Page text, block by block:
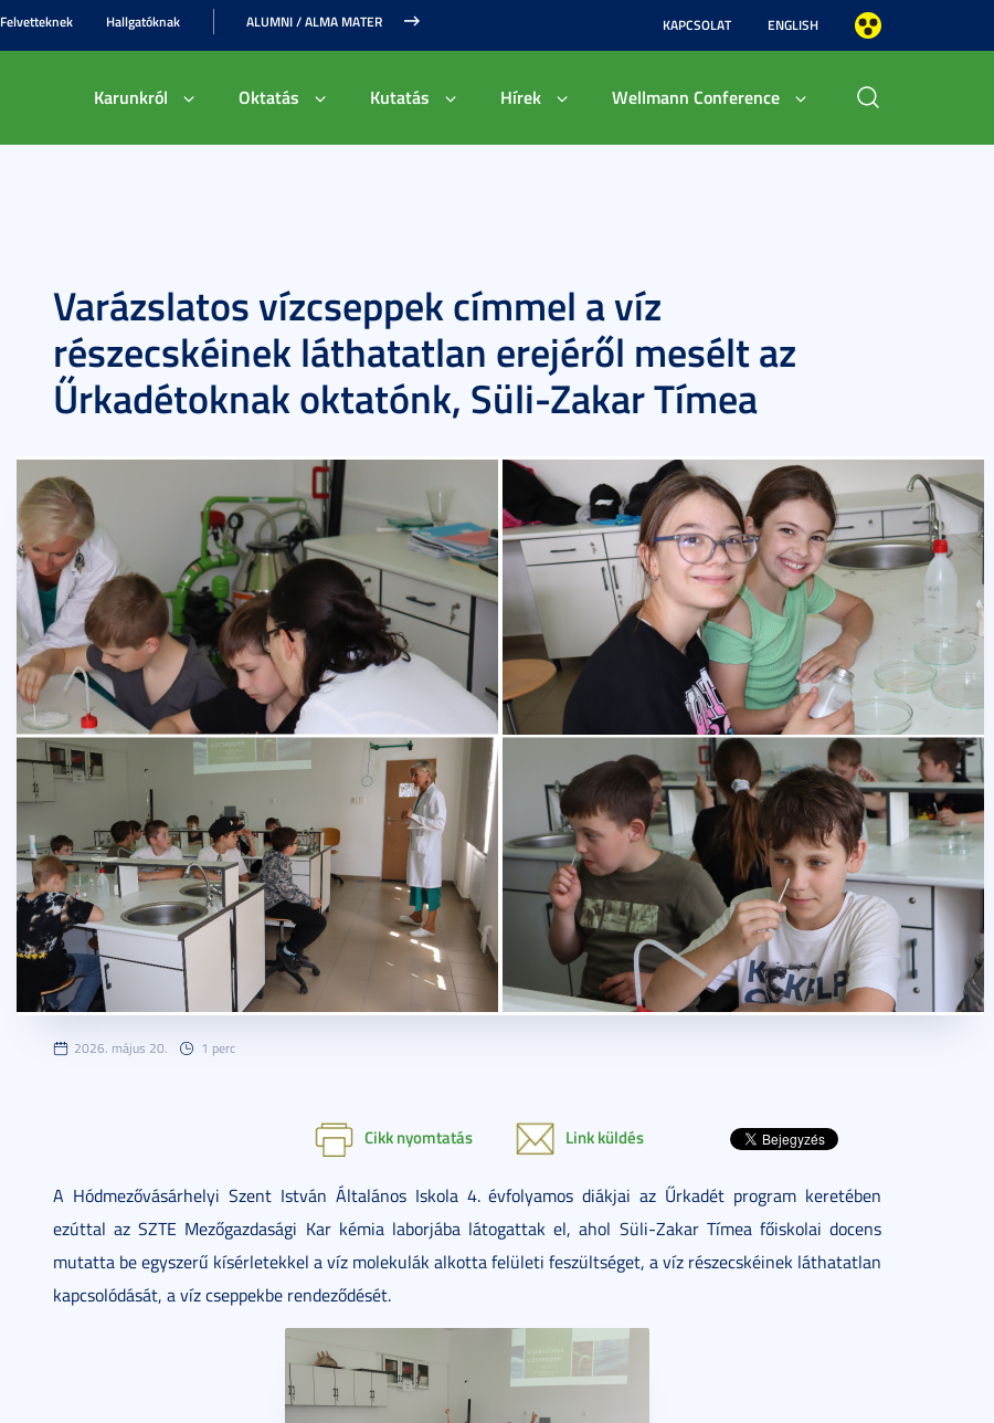
Felvetteknek Hallgatóknak ALUMNI / ALMA MATER KAPCSOLAT ENGLISH
Karunkról Oktatás Kutatás Hírek Wellmann Conference
Varázslatos vízcseppek címmel a víz
részecskéinek láthatatlan erejéről mesélt az
Űrkadétoknak oktatónk, Süli-Zakar Tímea
2026. május 20. 1 perc
Cikk nyomtatás Link küldés
A Hódmezővásárhelyi Szent István Általános Iskola 4. évfolyamos diákjai az Űrkadét program keretében
ezúttal az SZTE Mezőgazdasági Kar kémia laborjába látogattak el, ahol Süli-Zakar Tímea főiskolai docens
mutatta be egyszerű kísérletekkel a víz molekulák alkotta felületi feszültséget, a víz részecskéinek láthatatlan
kapcsolódását, a víz cseppekbe rendeződését.